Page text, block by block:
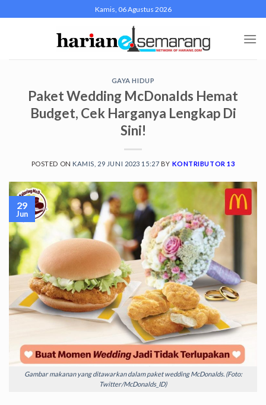
to
Kamis, 06 Agustus 2026
GAYA HIDUP
Paket Wedding McDonalds Hemat
Budget, Cek Harganya Lengkap Di
Sini!
POSTED ON KAMIS, 29 JUNI 2023 15:27 BY KONTRIBUTOR 13
Gambar makanan yang ditawarkan dalam paket wedding McDonalds. (Foto:
Twitter/McDonalds_ID)
29
Jun